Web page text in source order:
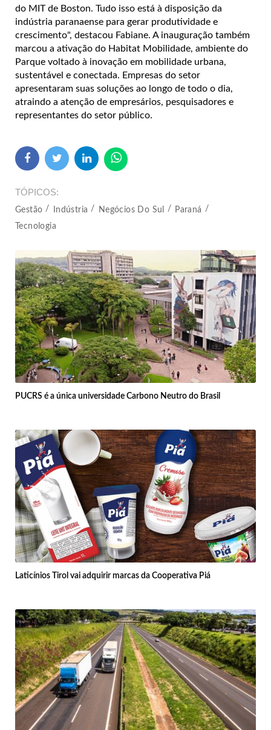
do MIT de Boston. Tudo isso está à disposição da
indústria paranaense para gerar produtividade e
crescimento", destacou Fabiane. A inauguração também
marcou a ativação do Habitat Mobilidade, ambiente do
Parque voltado à inovação em mobilidade urbana,
sustentável e conectada. Empresas do setor
apresentaram suas soluções ao longo de todo o dia,
atraindo a atenção de empresários, pesquisadores e
representantes do setor público.
TÓPICOS
Gestão Indústria Negócios Do Sul
Paraná
Tecnologia
PUCRS é a única universidade Carbono Neutro do Brasil
Laticínios Tirol vai adquirir marcas da Cooperativa Piá